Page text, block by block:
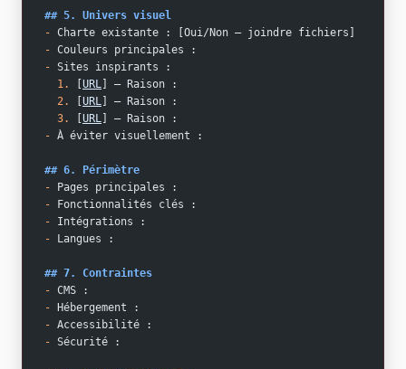
## 5. Univers visuel
- Charte existante : [Oui/Non — joindre fichiers]
- Couleurs principales :
- Sites inspirants :
  1.
URL ] — Raison :
  2.
URL ] — Raison :
  3.
URL ] — Raison :
- À éviter visuellement :
## 6. Périmètre
- Pages principales :
- Fonctionnalités clés :
- Intégrations :
- Langues :
## 7. Contraintes
- CMS :
- Hébergement :
- Accessibilité :
- Sécurité :